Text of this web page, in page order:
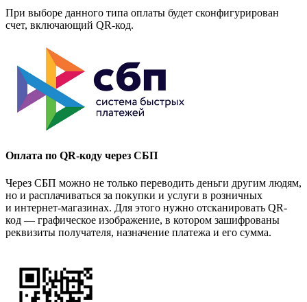
При выборе данного типа оплаты будет сконфигурирован
счет, включающий QR-код.
Оплата по QR-коду через СБП
Через СБП можно не только переводить деньги другим людям,
но и расплачиваться за покупки и услуги в розничных
и интернет-магазинах. Для этого нужно отсканировать QR-
код — графическое изображение, в котором зашифрованы
реквизиты получателя, назначение платежа и его сумма.